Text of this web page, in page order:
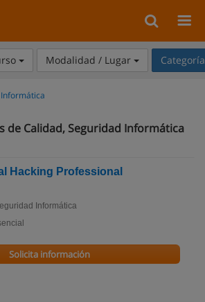
Modalidad / Lugar
de Calidad, Seguridad Informática
Hacking Professional
Informática
Solicita información